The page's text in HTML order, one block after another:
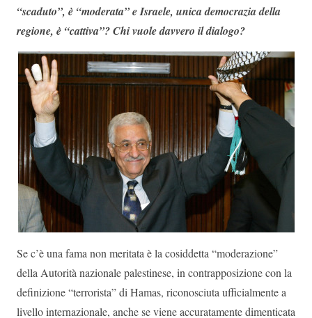
“scaduto”, è “moderata” e Israele, unica democrazia della
regione, è “cattiva”? Chi vuole davvero il dialogo?
Se c’è una fama non meritata è la cosiddetta “moderazione”
della Autorità nazionale palestinese, in contrapposizione con la
definizione “terrorista” di Hamas, riconosciuta ufficialmente a
livello internazionale, anche se viene accuratamente dimenticata